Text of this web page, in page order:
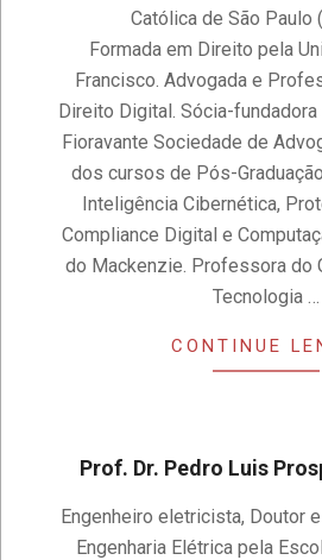
Católica de São Paulo
Formada em Direito pela
Francisco. Advogada e
Direito Digital. Sócia-
Fioravante Sociedade de
dos cursos de Pós-
Inteligência Cibernética,
Compliance Digital e
do Mackenzie. Professora do
Tecnologia …
CONTINUE
Prof. Dr. Pedro Luis
11-
Engenheiro eletricista, Doutor
Engenharia Elétrica pela